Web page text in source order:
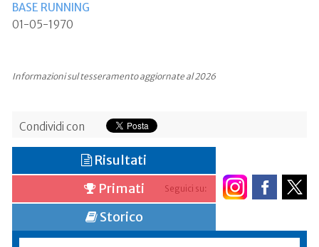
BASE RUNNING
01-05-1970
Informazioni sul tesseramento aggiornate al 2026
Condividi con
Seguici su:
Risultati
Primati
Storico